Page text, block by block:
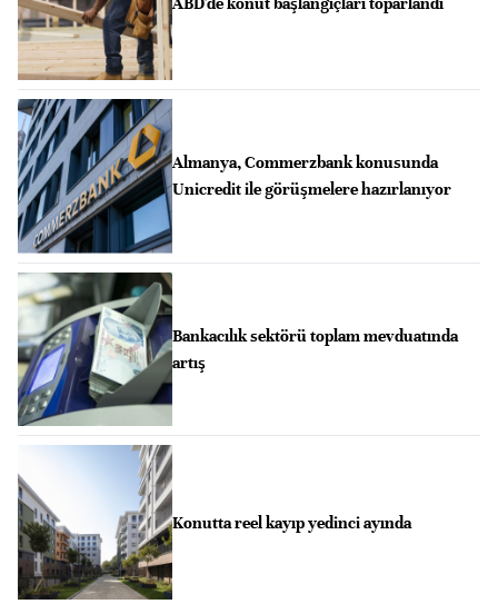
Almanya, Commerzbank konusunda
Unicredit ile görüşmelere hazırlanıyor
Bankacılık sektörü toplam mevduatında
artış
Konutta reel kayıp yedinci ayında